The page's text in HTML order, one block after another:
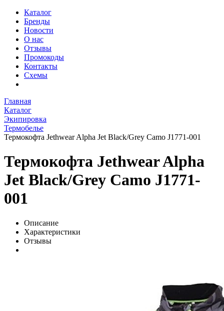
Каталог
Бренды
Новости
О нас
Отзывы
Промокоды
Контакты
Схемы
Главная
Каталог
Экипировка
Термобелье
Термокофта Jethwear Alpha Jet Black/Grey Camo J1771-001
Термокофта Jethwear Alpha
Jet Black/Grey Camo J1771-
001
Описание
Характеристики
Отзывы